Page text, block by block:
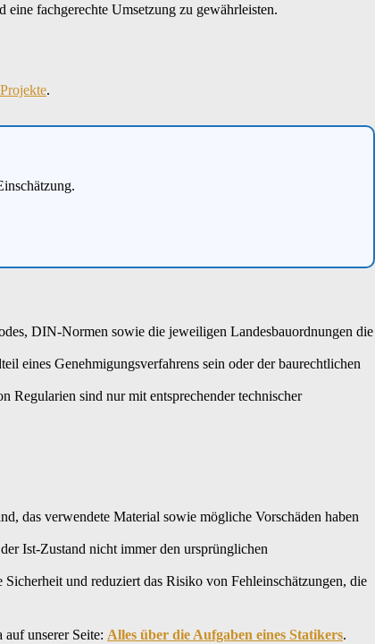
fachgerechte Umsetzung zu gewährleisten.
.
DIN-Normen sowie die jeweiligen Landesbauordnungen die
eines Genehmigungsverfahrens sein oder der baurechtlichen
Regularien sind nur mit entsprechender technischer
das verwendete Material sowie mögliche Vorschäden haben
Ist-Zustand nicht immer den ursprünglichen
und reduziert das Risiko von Fehleinschätzungen, die
unserer Seite: Alles über die Aufgaben eines Statikers.